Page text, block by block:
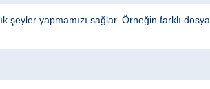
şeyler yapmamızı sağlar. Örneğin farklı dosya